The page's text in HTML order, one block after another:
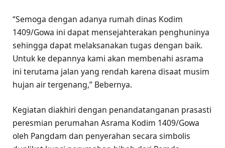
“Semoga dengan adanya rumah dinas Kodim
1409/Gowa ini dapat mensejahterakan penghuninya
sehingga dapat melaksanakan tugas dengan baik.
Untuk ke depannya kami akan membenahi asrama
ini terutama jalan yang rendah karena disaat musim
hujan air tergenang,” Bebernya.
Kegiatan diakhiri dengan penandatanganan prasasti
peresmian perumahan Asrama Kodim 1409/Gowa
oleh Pangdam dan penyerahan secara simbolis